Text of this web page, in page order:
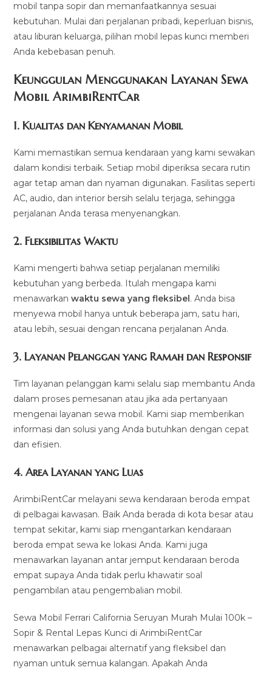
mobil tanpa sopir dan memanfaatkannya sesuai
kebutuhan. Mulai dari perjalanan pribadi, keperluan bisnis,
atau liburan keluarga, pilihan mobil lepas kunci memberi
Anda kebebasan penuh.
Keunggulan Menggunakan Layanan Sewa
Mobil ArimbiRentCar
1.Kualitas dan Kenyamanan Mobil
Kami memastikan semua kendaraan yang kami sewakan
dalam kondisi terbaik. Setiap mobil diperiksa secara rutin
agar tetap aman dan nyaman digunakan. Fasilitas seperti
AC, audio, dan interior bersih selalu terjaga, sehingga
perjalanan Anda terasa menyenangkan.
2.Fleksibilitas Waktu
Kami mengerti bahwa setiap perjalanan memiliki
kebutuhan yang berbeda. Itulah mengapa kami
menawarkanwaktu sewa yang fleksibel. Anda bisa
menyewa mobil hanya untuk beberapa jam, satu hari,
atau lebih, sesuai dengan rencana perjalanan Anda.
3.Layanan Pelanggan yang Ramah dan Responsif
Tim layanan pelanggan kami selalu siap membantu Anda
dalam proses pemesanan atau jika ada pertanyaan
mengenai layanan sewa mobil. Kami siap memberikan
informasi dan solusi yang Anda butuhkan dengan cepat
dan efisien.
4.Area Layanan yang Luas
ArimbiRentCar melayani sewa kendaraan beroda empat
di pelbagai kawasan. Baik Anda berada di kota besar atau
tempat sekitar, kami siap mengantarkan kendaraan
beroda empat sewa ke lokasi Anda. Kami juga
menawarkan layanan antar jemput kendaraan beroda
empat supaya Anda tidak perlu khawatir soal
pengambilan atau pengembalian mobil.
Sewa Mobil Ferrari California Seruyan Murah Mulai 100k –
Sopir & Rental Lepas Kunci di ArimbiRentCar
menawarkan pelbagai alternatif yang fleksibel dan
nyaman untuk semua kalangan. Apakah Anda